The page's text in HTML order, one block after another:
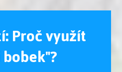
Proč využít